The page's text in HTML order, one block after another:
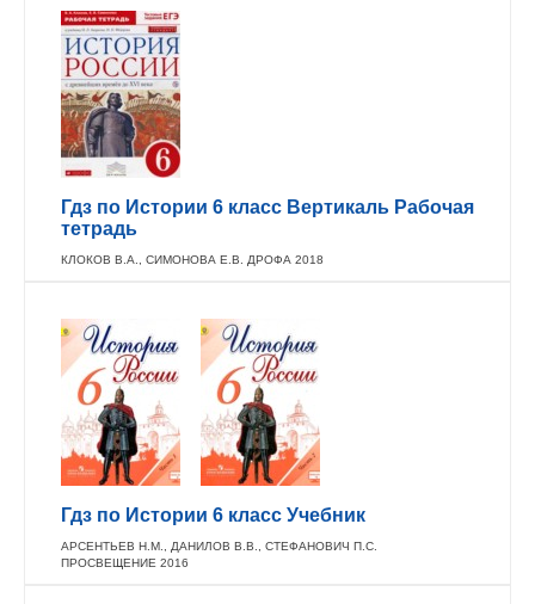
Гдз по Истории 6 класс Вертикаль Рабочая
тетрадь
КЛОКОВ В.А., СИМОНОВА Е.В. ДРОФА 2018
Гдз по Истории 6 класс Учебник
АРСЕНТЬЕВ Н.М., ДАНИЛОВ В.В., СТЕФАНОВИЧ П.С.
ПРОСВЕЩЕНИЕ 2016